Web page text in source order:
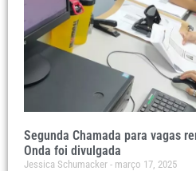
Segunda Chamada para vagas
Onda foi divulgada
Jessica Schumacker março 17, 2025